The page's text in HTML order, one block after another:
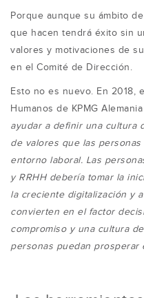
Porque aunque su ámbito
que hacen tendrá éxito sin
valores y motivaciones de
en el Comité de Dirección.
Esto no es nuevo. En 2018,
Humanos de KPMG
ayudar a definir una cultura
de valores que las
entorno laboral. Las
y RRHH debería tomar la
la creciente digitalización y
convierten en el factor
compromiso y una cultura
personas puedan prosperar